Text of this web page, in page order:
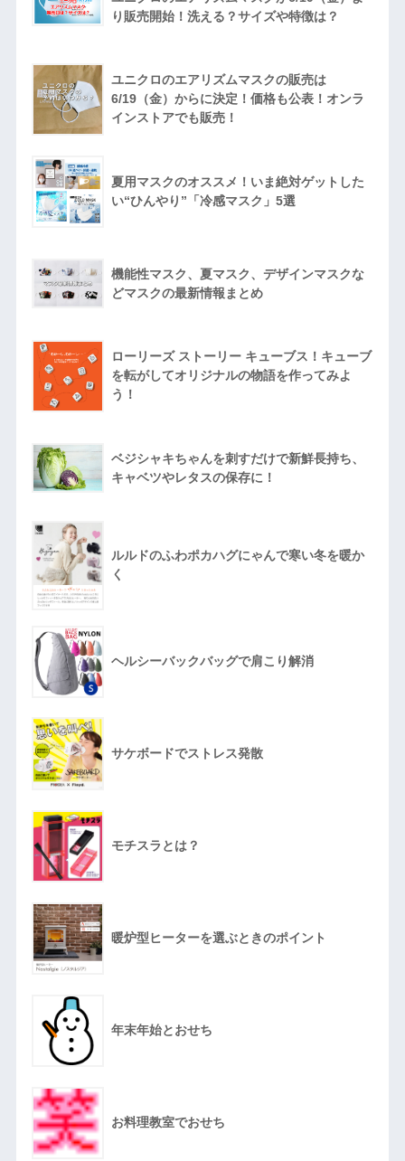
り販売開始！洗える？サイズや特徴は？
ユニクロのエアリズムマスクの販売は
6/19（金）からに決定！価格も公表！オンラ
インストアでも販売！
夏用マスクのオススメ！いま絶対ゲットした
い“ひんやり”「冷感マスク」5選
機能性マスク、夏マスク、デザインマスクな
どマスクの最新情報まとめ
ローリーズ ストーリー キューブス！キューブ
を転がしてオリジナルの物語を作ってみよ
う！
ベジシャキちゃんを刺すだけで新鮮長持ち、
キャベツやレタスの保存に！
ルルドのふわポカハグにゃんで寒い冬を暖か
く
ヘルシーバックバッグで肩こり解消
サケボードでストレス発散
モチスラとは？
暖炉型ヒーターを選ぶときのポイント
年末年始とおせち
お料理教室でおせち